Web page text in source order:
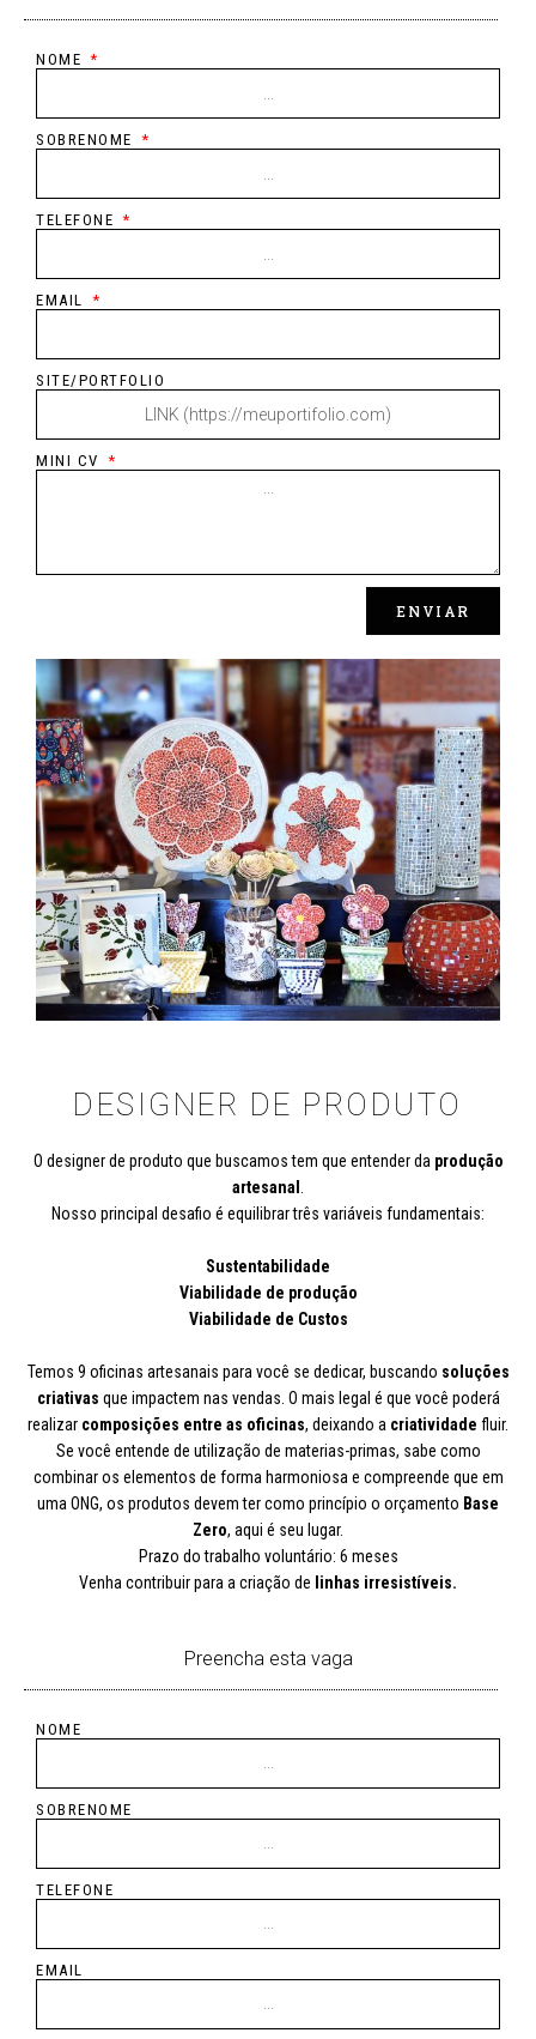
NOME
SOBRENOME
TELEFONE
EMAIL
SITE/PORTFOLIO
MINI CV
ENVIAR
DESIGNER DE PRODUTO
O designer de produto que buscamos tem que entender da produção
artesanal
Nosso principal desafio é equilibrar três variáveis fundamentais:
Sustentabilidade
Viabilidade de produção
Viabilidade de Custos
Temos 9 oficinas artesanais para você se dedicar, buscando soluções
criativas que impactem nas vendas. O mais legal é que você poderá
realizar composições entre as oficinas, deixando a criatividade fluir.
Se você entende de utilização de materias-primas, sabe como
combinar os elementos de forma harmoniosa e compreende que em
uma ONG, os produtos devem ter como princípio o orçamento Base
Zero, aqui é seu lugar.
Prazo do trabalho voluntário: 6 meses
Venha contribuir para a criação de linhas irresistíveis.
Preencha esta vaga
NOME
SOBRENOME
TELEFONE
EMAIL